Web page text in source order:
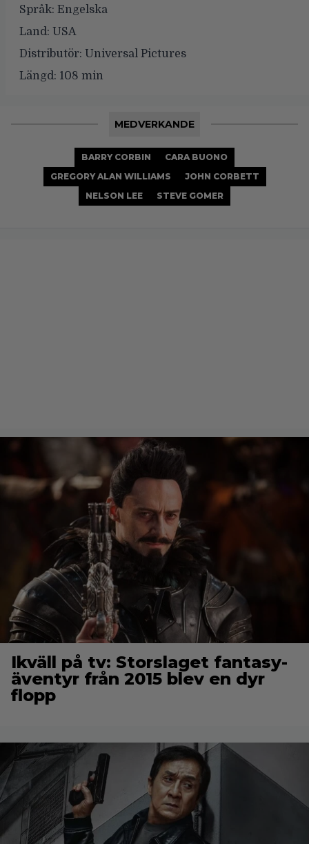
Språk: Engelska
Land: USA
Distributör: Universal Pictures
Längd: 108 min
MEDVERKANDE
BARRY CORBIN
CARA BUONO
GREGORY ALAN WILLIAMS
JOHN CORBETT
NELSON LEE
STEVE GOMER
Ikväll på tv: Storslaget fantasy-
äventyr från 2015 blev en dyr
flopp